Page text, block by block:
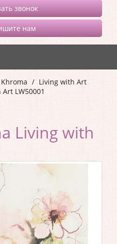
звонок
нам
Khroma
Living with Art
LW50001
Living with